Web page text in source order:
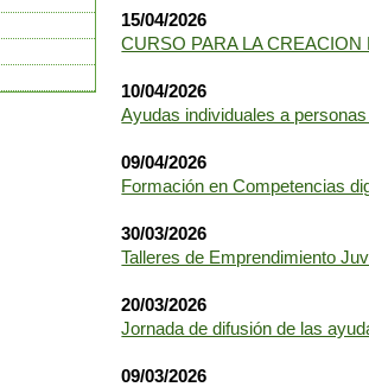
15/04/2026
CURSO PARA LA
10/04/2026
Ayudas individuales a
09/04/2026
Formación en Competencias
30/03/2026
Talleres de Emprendimiento
20/03/2026
Jornada de difusión de las
09/03/2026